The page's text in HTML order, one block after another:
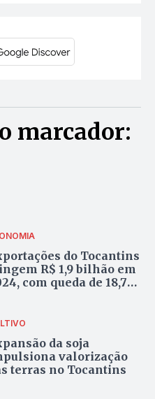
marcador:
do Tocantins
R$ 1,9 bilhão em
com queda de 18,7%
da soja
valorização
terras no Tocantins